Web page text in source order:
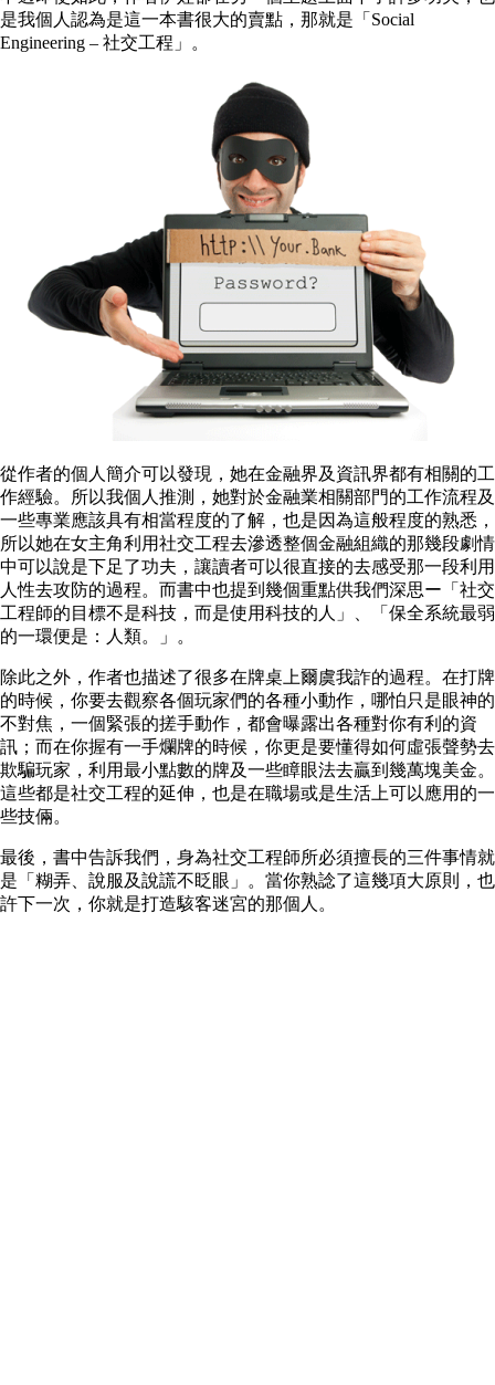
是我個人認為是這一本書很大的賣點，那就是「Social
Engineering – 社交工程」。
從作者的個人簡介可以發現，她在金融界及資訊界都有相關的工
作經驗。所以我個人推測，她對於金融業相關部門的工作流程及
一些專業應該具有相當程度的了解，也是因為這般程度的熟悉，
所以她在女主角利用社交工程去滲透整個金融組織的那幾段劇情
中可以說是下足了功夫，讓讀者可以很直接的去感受那一段利用
人性去攻防的過程。而書中也提到幾個重點供我們深思ー「社交
工程師的目標不是科技，而是使用科技的人」、「保全系統最弱
的一環便是：人類。」。
除此之外，作者也描述了很多在牌桌上爾虞我詐的過程。在打牌
的時候，你要去觀察各個玩家們的各種小動作，哪怕只是眼神的
不對焦，一個緊張的搓手動作，都會曝露出各種對你有利的資
訊；而在你握有一手爛牌的時候，你更是要懂得如何虛張聲勢去
欺騙玩家，利用最小點數的牌及一些瞕眼法去贏到幾萬塊美金。
這些都是社交工程的延伸，也是在職場或是生活上可以應用的一
些技倆。
最後，書中告訴我們，身為社交工程師所必須擅長的三件事情就
是「糊弄、說服及說謊不眨眼」。當你熟諗了這幾項大原則，也
許下一次，你就是打造駭客迷宮的那個人。